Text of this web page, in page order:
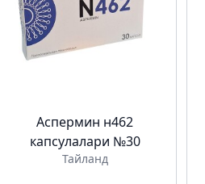
Аспермин н462
капсулалари №30
Тайланд